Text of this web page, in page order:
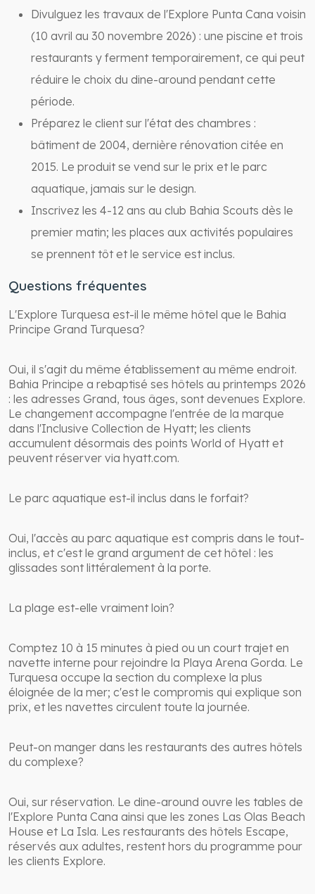
Divulguez les travaux de l'Explore Punta Cana voisin
(10 avril au 30 novembre 2026) : une piscine et trois
restaurants y ferment temporairement, ce qui peut
réduire le choix du dine-around pendant cette
période.
Préparez le client sur l'état des chambres :
bâtiment de 2004, dernière rénovation citée en
2015. Le produit se vend sur le prix et le parc
aquatique, jamais sur le design.
Inscrivez les 4-12 ans au club Bahia Scouts dès le
premier matin; les places aux activités populaires
se prennent tôt et le service est inclus.
Questions fréquentes
L'Explore Turquesa est-il le même hôtel que le Bahia
Principe Grand Turquesa?
Oui, il s'agit du même établissement au même endroit.
Bahia Principe a rebaptisé ses hôtels au printemps 2026
: les adresses Grand, tous âges, sont devenues Explore.
Le changement accompagne l'entrée de la marque
dans l'Inclusive Collection de Hyatt; les clients
accumulent désormais des points World of Hyatt et
peuvent réserver via hyatt.com.
Le parc aquatique est-il inclus dans le forfait?
Oui, l'accès au parc aquatique est compris dans le tout-
inclus, et c'est le grand argument de cet hôtel : les
glissades sont littéralement à la porte.
La plage est-elle vraiment loin?
Comptez 10 à 15 minutes à pied ou un court trajet en
navette interne pour rejoindre la Playa Arena Gorda. Le
Turquesa occupe la section du complexe la plus
éloignée de la mer; c'est le compromis qui explique son
prix, et les navettes circulent toute la journée.
Peut-on manger dans les restaurants des autres hôtels
du complexe?
Oui, sur réservation. Le dine-around ouvre les tables de
l'Explore Punta Cana ainsi que les zones Las Olas Beach
House et La Isla. Les restaurants des hôtels Escape,
réservés aux adultes, restent hors du programme pour
les clients Explore.